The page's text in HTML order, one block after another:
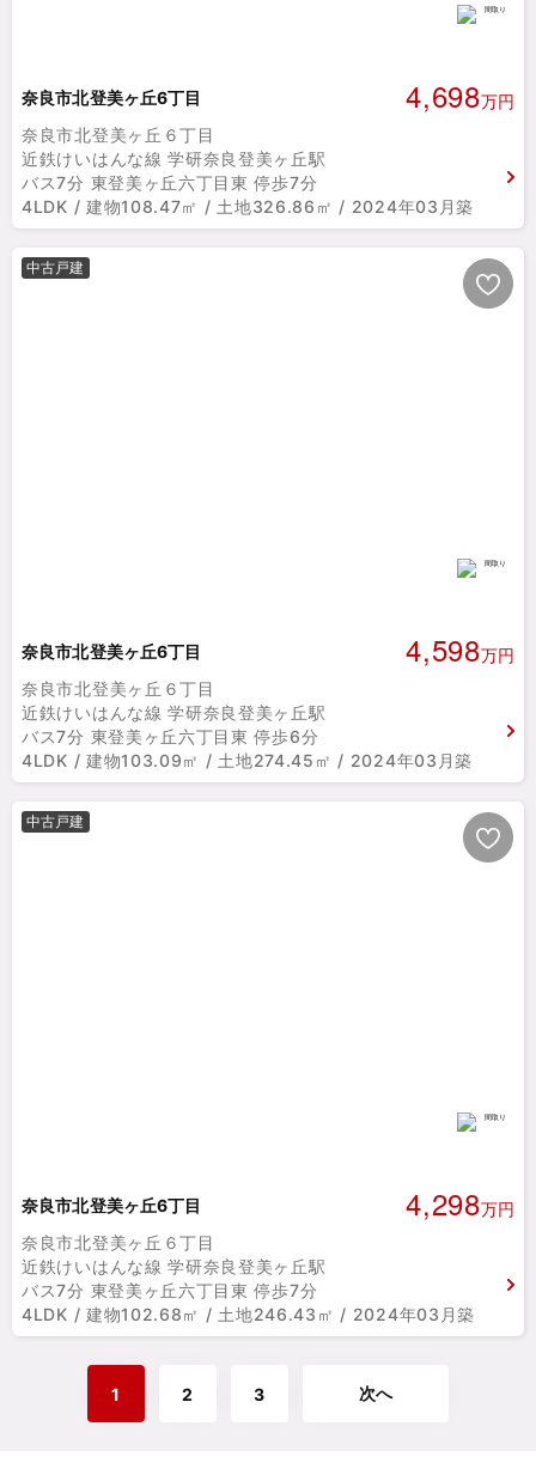
奈良市北登美ヶ丘6丁目 4,698万円
奈良市北登美ヶ丘６丁目
近鉄けいはんな線 学研奈良登美ヶ丘駅
バス7分 東登美ヶ丘六丁目東 停歩7分
4LDK / 建物108.47㎡ / 土地326.86㎡ / 2024年03月築
中古戸建
奈良市北登美ヶ丘6丁目 4,598万円
奈良市北登美ヶ丘６丁目
近鉄けいはんな線 学研奈良登美ヶ丘駅
バス7分 東登美ヶ丘六丁目東 停歩6分
4LDK / 建物103.09㎡ / 土地274.45㎡ / 2024年03月築
中古戸建
奈良市北登美ヶ丘6丁目 4,298万円
奈良市北登美ヶ丘６丁目
近鉄けいはんな線 学研奈良登美ヶ丘駅
バス7分 東登美ヶ丘六丁目東 停歩7分
4LDK / 建物102.68㎡ / 土地246.43㎡ / 2024年03月築
1 2 3 次へ